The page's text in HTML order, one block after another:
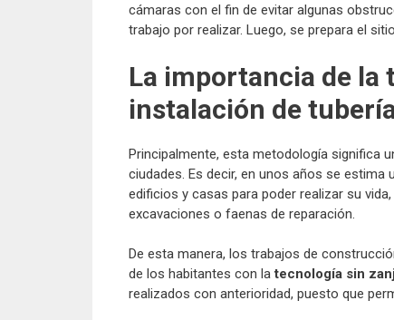
cámaras con el fin de evitar algunas
trabajo por realizar. Luego, se prepara el
La importancia de la
instalación de
Principalmente, esta metodología significa
ciudades. Es decir, en unos años se estima
edificios y casas para poder realizar su
excavaciones o faenas de reparación.
De esta manera, los trabajos de
de los habitantes con latecnología sin
realizados con anterioridad, puesto que